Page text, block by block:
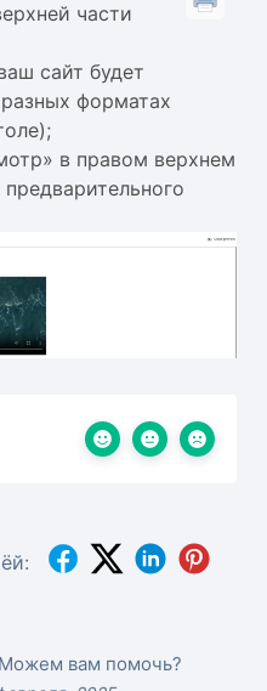
части
сайт будет
форматах
в правом верхнем
вам помочь?